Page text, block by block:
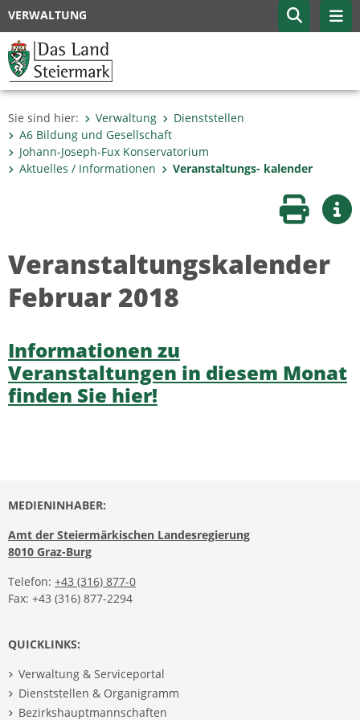
VERWALTUNG
Sie sind hier: Verwaltung
Dienststellen
A6 Bildung und Gesellschaft
Johann-Joseph-Fux Konservatorium
Aktuelles / Informationen
Veranstaltungs- kalender
Seite
Veranstaltungskalender
Februar 2018
Informationen zu
Veranstaltungen in diesem Monat
finden Sie hier!
MEDIENINHABER:
Amt der Steiermärkischen Landesregierung
8010 Graz-Burg
Telefon: +43 (316) 877-0
Fax: +43 (316) 877-2294
QUICKLINKS:
Verwaltung & Serviceportal
Dienststellen & Organigramm
Bezirkshauptmannschaften